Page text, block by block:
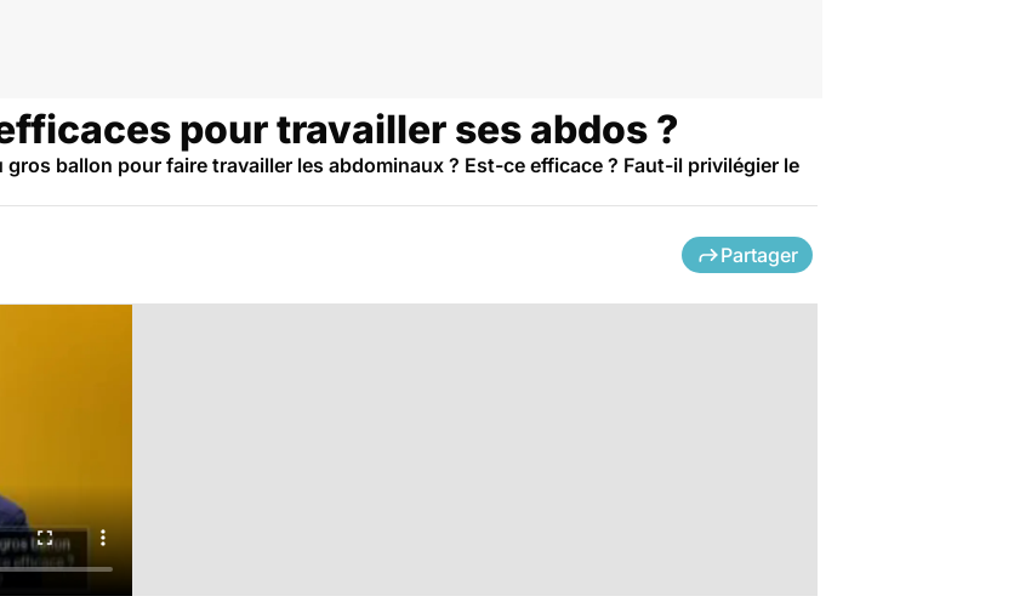
pour travailler ses abdos ?
ballon pour faire travailler les abdominaux ? Est-ce efficace ? Faut-il privilégier le
Partager